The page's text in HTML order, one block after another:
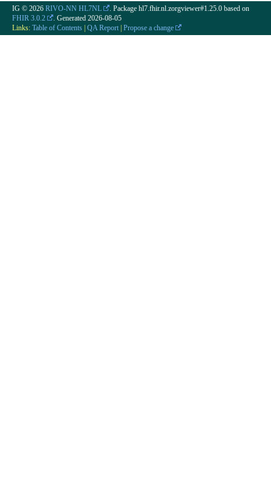
IG © 2026 RIVO-NN HL7NL
. Package hl7.fhir.nl.zorgviewer#1.25.0 based on
FHIR 3.0.2
. Generated 2026-08-05
Links: Table of Contents | QA Report | Propose a change